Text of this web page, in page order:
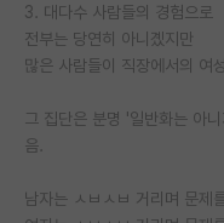
3. 대다수 사람들의 경험으로
전부는 당연히 아니곘지만
많은 사람들이 직장에서의 여
그 집단은 분명 '일반화는 아
음.
남자는 ㅅㅂㅅㅂ 거리며 문제